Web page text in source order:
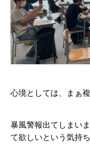
心境としては、まぁ複
暴風警報出てしまい
て欲しいという気持